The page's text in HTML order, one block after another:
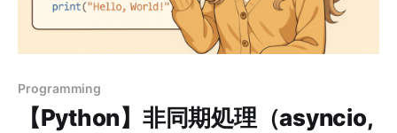
times3は、make_multiplie
Programming
【Python】非同期処理（asyncio,